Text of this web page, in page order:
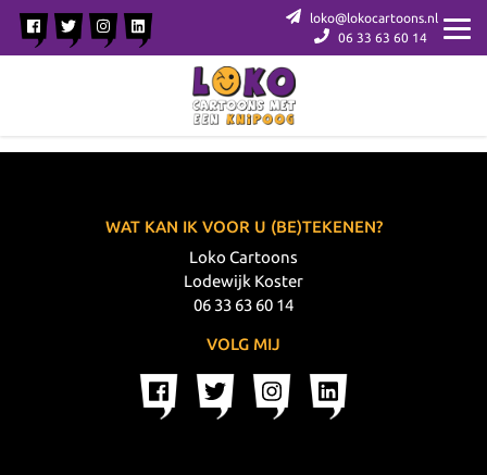
loko@lokocartoons.nl
06 33 63 60 14
WAT KAN IK VOOR U (BE)TEKENEN?
Loko Cartoons
Lodewijk Koster
06 33 63 60 14
VOLG MIJ